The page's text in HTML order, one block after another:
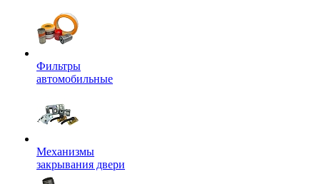
Фильтры
автомобильные
Механизмы
закрывания двери